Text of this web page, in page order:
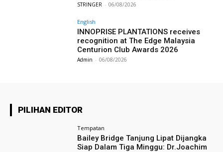
STRINGER - 06/08/2026
English
INNOPRISE PLANTATIONS receives
recognition at The Edge Malaysia
Centurion Club Awards 2026
Admin - 06/08/2026
PILIHAN EDITOR
Tempatan
Bailey Bridge Tanjung Lipat Dijangka
Siap Dalam Tiga Minggu: Dr.Joachim